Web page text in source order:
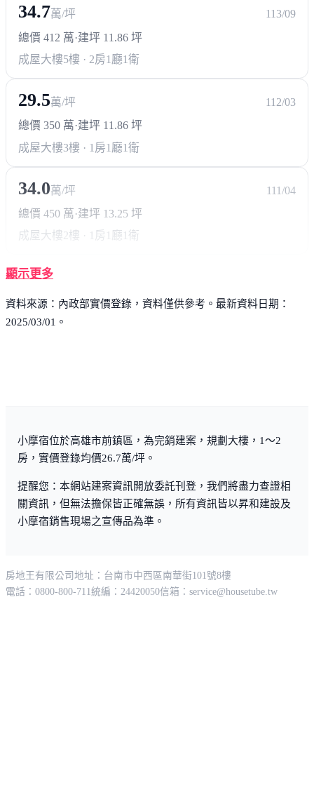
34.7萬/坪
113/09
總價 412 萬·建坪 11.86 坪
成屋大樓5樓 · 2房1廳1衛
29.5萬/坪
112/03
總價 350 萬·建坪 11.86 坪
成屋大樓3樓 · 1房1廳1衛
34.0萬/坪
111/04
總價 450 萬 ·建坪 13.25 坪
成屋大樓 2樓 · 1房1廳1衛
顯示更多
資料來源：內政部實價登錄，資料僅供參考。最新資料日期：
2025/03/01。
小摩宿位於高雄市前鎮區，為完銷建案，規劃大樓，1～2
房，實價登錄均價26.7萬/坪。
提醒您：本網站建案資訊開放委託刊登，我們將盡力查證相
關資訊，但無法擔保皆正確無誤，所有資訊皆以昇和建設及
小摩宿銷售現場之宣傳品為準。
房地王有限公司 地址：台南市中西區南華街101號8樓
電話：0800-800-711統編：24420050信箱： service@housetube.tw